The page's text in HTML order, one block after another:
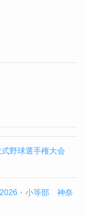
野球選手権大会
2026・小等部 神奈